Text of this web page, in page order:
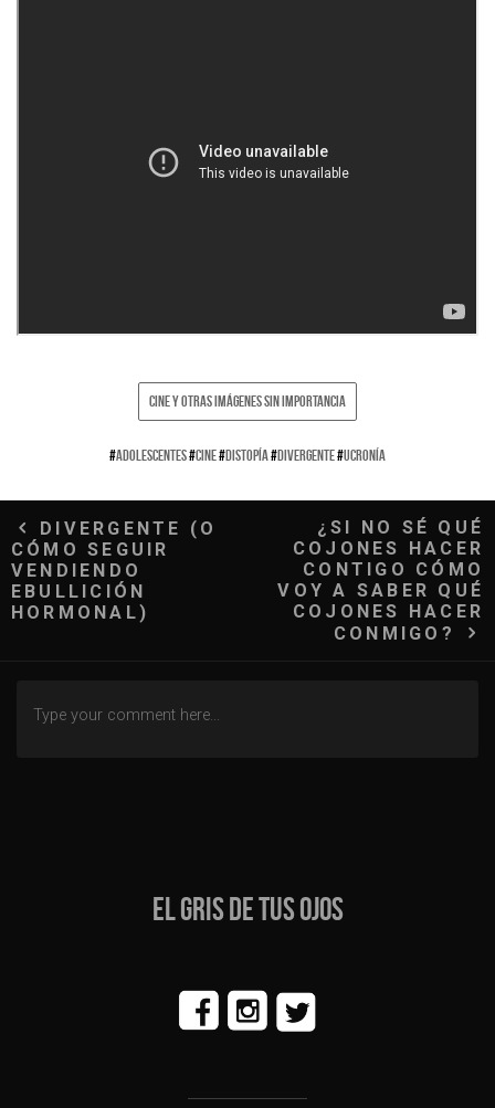
CINE Y OTRAS IMÁGENES SIN IMPORTANCIA
#ADOLESCENTES#CINE#DISTOPÍA#DIVERGENTE#UCRONÍA
Navegación
de
entradas
DIVERGENTE (O
CÓMO SEGUIR
VENDIENDO
EBULLICIÓN
HORMONAL)
¿SI NO SÉ QUÉ
COJONES HACER
CONTIGO CÓMO
VOY A SABER QUÉ
COJONES HACER
CONMIGO?
EL GRIS DE TUS OJOS